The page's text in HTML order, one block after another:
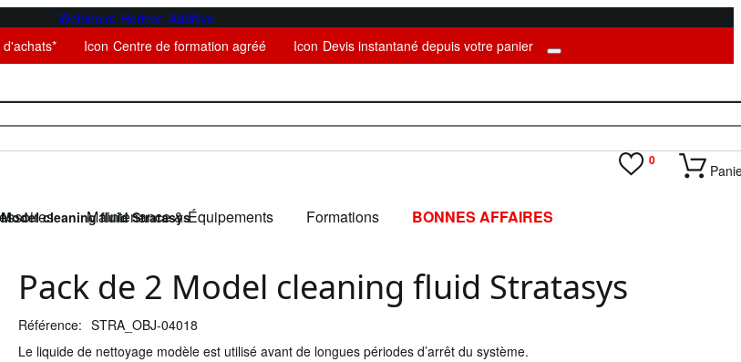
Icon Centre de formation agréé Icon Devis instantané depuis votre panier
0
Maintenance & Équipements Formations BONNES AFFAIRES
cleaning fluid Stratasys
Pack de 2 Model cleaning fluid Stratasys
Référence: STRA_OBJ-04018
Le liquide de nettoyage modèle est utilisé avant de longues périodes d’arrêt du système.